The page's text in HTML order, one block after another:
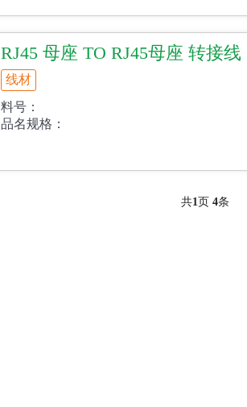
RJ45 母座 TO RJ45母座 转接线
线材
料号：
品名规格：
共1页 4条